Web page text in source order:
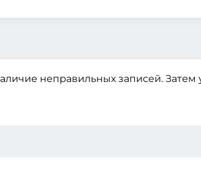
неправильных записей. Затем